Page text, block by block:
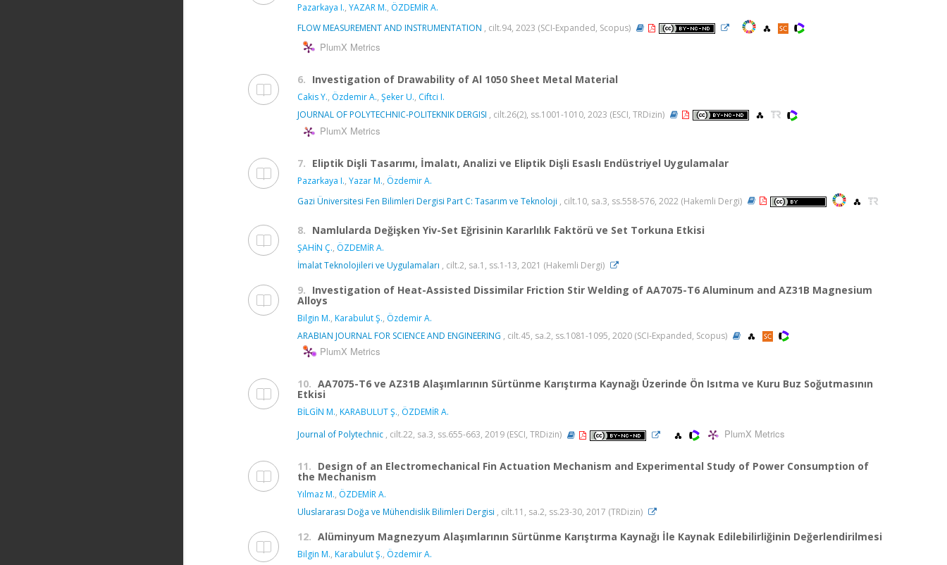
Pazarkaya I., YAZAR M., ÖZDEMİR A.
FLOW MEASUREMENT AND INSTRUMENTATION , cilt.94, 2023 (SCI-Expanded, Scopus)
PlumX Metrics
6. Investigation of Drawability of Al 1050 Sheet Metal Material
Cakis Y., Özdemir A., Şeker U., Ciftci I.
JOURNAL OF POLYTECHNIC-POLITEKNIK DERGISI , cilt.26(2), ss.1001-1010, 2023 (ESCI, TRDizin)
PlumX Metrics
7. Eliptik Dişli Tasarımı, İmalatı, Analizi ve Eliptik Dişli Esaslı Endüstriyel Uygulamalar
Pazarkaya I., Yazar M., Özdemir A.
Gazi Üniversitesi Fen Bilimleri Dergisi Part C: Tasarım ve Teknoloji , cilt.10, sa.3, ss.558-576, 2022 (Hakemli Dergi)
8. Namlularda Değişken Yiv-Set Eğrisinin Kararlılık Faktörü ve Set Torkuna Etkisi
ŞAHİN Ç., ÖZDEMİR A.
İmalat Teknolojileri ve Uygulamaları , cilt.2, sa.1, ss.1-13, 2021 (Hakemli Dergi)
9. Investigation of Heat-Assisted Dissimilar Friction Stir Welding of AA7075-T6 Aluminum and AZ31B Magnesium
Alloys
Bilgin M., Karabulut Ş., Özdemir A.
ARABIAN JOURNAL FOR SCIENCE AND ENGINEERING , cilt.45, sa.2, ss.1081-1095, 2020 (SCI-Expanded, Scopus)
PlumX Metrics
10. AA7075-T6 ve AZ31B Alaşımlarının Sürtünme Karıştırma Kaynağı Üzerinde Ön Isıtma ve Kuru Buz Soğutmasının
Etkisi
BİLGİN M., KARABULUT Ş., ÖZDEMİR A.
Journal of Polytechnic , cilt.22, sa.3, ss.655-663, 2019 (ESCI, TRDizin) PlumX Metrics
11. Design of an Electromechanical Fin Actuation Mechanism and Experimental Study of Power Consumption of
the Mechanism
Yılmaz M., ÖZDEMİR A.
Uluslararası Doğa ve Mühendislik Bilimleri Dergisi , cilt.11, sa.2, ss.23-30, 2017 (TRDizin)
12. Alüminyum Magnezyum Alaşımlarının Sürtünme Karıştırma Kaynağı İle Kaynak Edilebilirliğinin Değerlendirilmesi
Bilgin M., Karabulut Ş., Özdemir A.